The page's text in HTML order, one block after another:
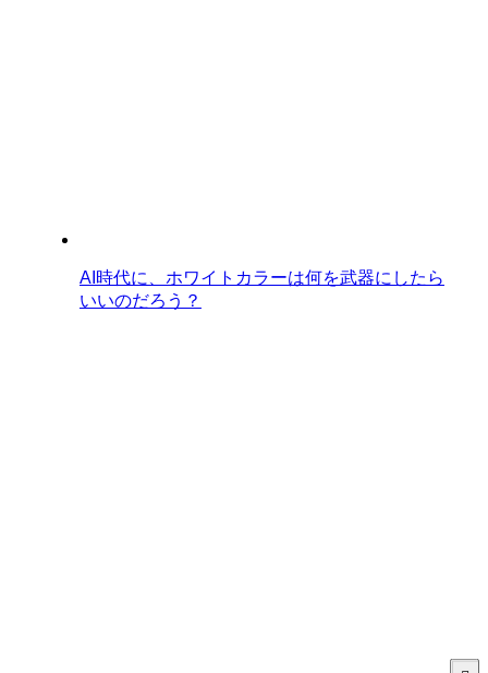
AI時代に、ホワイトカラーは何を武器にしたら
いいのだろう？